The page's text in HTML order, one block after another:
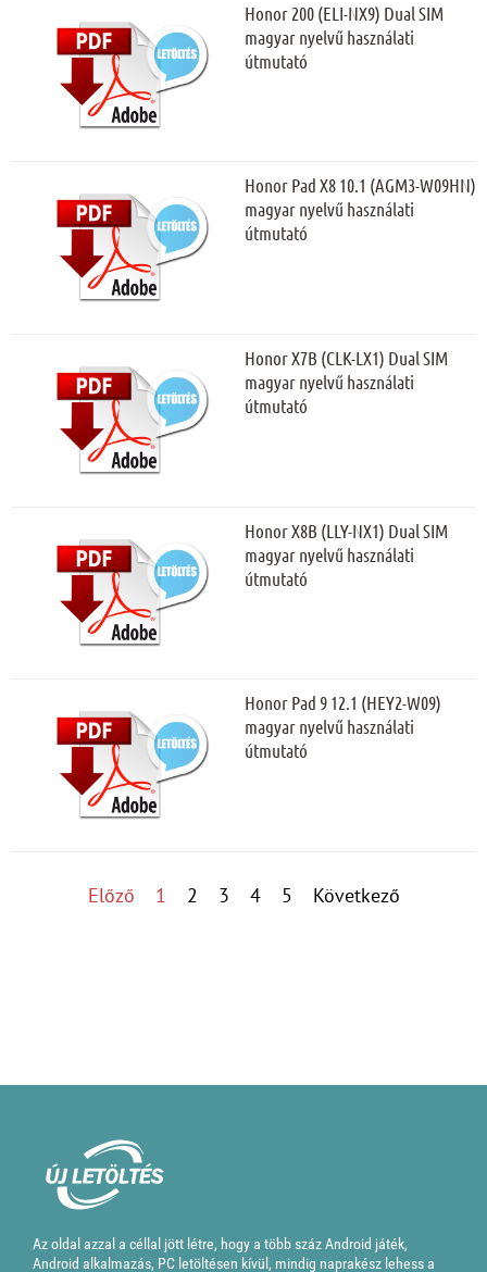
Honor 200 (ELI-NX9) Dual SIM
magyar nyelvű használati
útmutató
Honor Pad X8 10.1 (AGM3-W09HN)
magyar nyelvű használati
útmutató
Honor X7B (CLK-LX1) Dual SIM
magyar nyelvű használati
útmutató
Honor X8B (LLY-NX1) Dual SIM
magyar nyelvű használati
útmutató
Honor Pad 9 12.1 (HEY2-W09)
magyar nyelvű használati
útmutató
Előző 1 2 3 4 5 Következő
Az oldal azzal a céllal jött létre, hogy a több száz Android játék,
Android alkalmazás, PC letöltésen kívül, mindig naprakész lehess a